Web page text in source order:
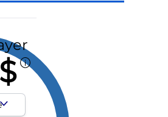
des paiements